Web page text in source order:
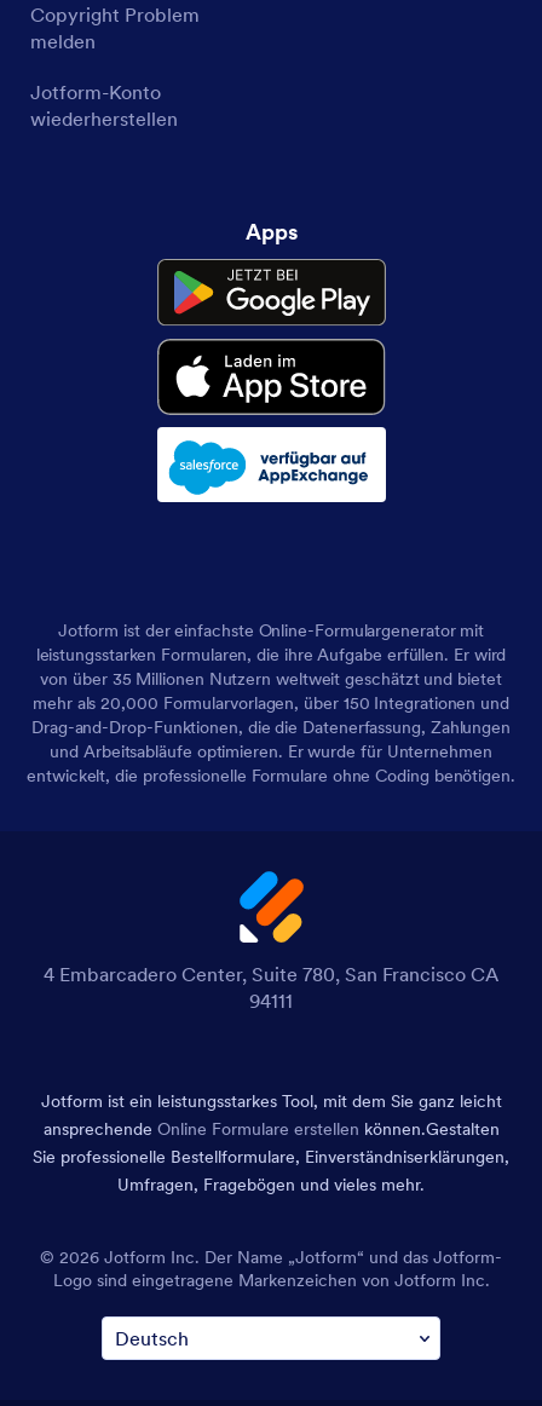
Copyright Problem
melden
Jotform-Konto
wiederherstellen
Apps
Jotform ist der einfachste Online-Formulargenerator mit
leistungsstarken Formularen, die ihre Aufgabe erfüllen. Er wird
von über 35 Millionen Nutzern weltweit geschätzt und bietet
mehr als 20,000 Formularvorlagen, über 150 Integrationen und
Drag-and-Drop-Funktionen, die die Datenerfassung, Zahlungen
und Arbeitsabläufe optimieren. Er wurde für Unternehmen
entwickelt, die professionelle Formulare ohne Coding benötigen.
4 Embarcadero Center, Suite 780, San Francisco CA
94111
Jotform ist ein leistungsstarkes Tool, mit dem Sie ganz leicht
ansprechende Online Formulare erstellen können.Gestalten
Sie professionelle Bestellformulare, Einverständniserklärungen,
Umfragen, Fragebögen und vieles mehr.
© 2026 Jotform Inc. Der Name „Jotform“ und das Jotform-
Logo sind eingetragene Markenzeichen von Jotform Inc.